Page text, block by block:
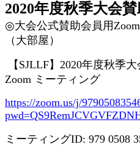
2020年度秋季大会
◎大会公式賛助会員用Zoom
（大部屋）
【 SJLLF】 2020年度秋季
Zoom ミーティング
https://zoom.us/j/
ミーティングID: 979 0508